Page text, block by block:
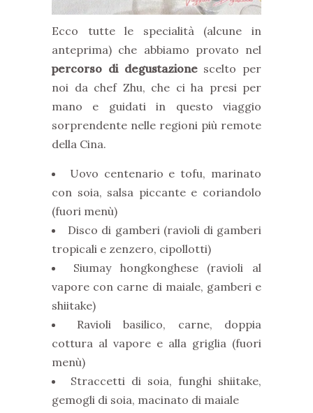
Ecco tutte le specialità (alcune in
anteprima) che abbiamo provato nel
percorso di degustazionescelto per
noi da chef Zhu, che ci ha presi per
mano e guidati in questo viaggio
sorprendente nelle regioni più remote
della Cina.
Uovo centenario e tofu, marinato
con soia, salsa piccante e coriandolo
(fuori menù)
Disco di gamberi (ravioli di gamberi
tropicali e zenzero, cipollotti)
Siumay hongkonghese (ravioli al
vapore con carne di maiale, gamberi e
shiitake)
Ravioli basilico, carne, doppia
cottura al vapore e alla griglia (fuori
menù)
Straccetti di soia, funghi shiitake,
gemogli di soia, macinato di maiale